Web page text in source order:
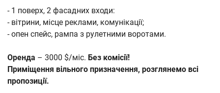
- 1 поверх, 2 фасадних входи:
- вітрини, місце реклами, комунікації;
- опен спейс, рампа з рулетними воротами.
Оренда – 3000 $/міс. Без комісії!
Приміщення вільного призначення, розглянемо всі
пропозиції.